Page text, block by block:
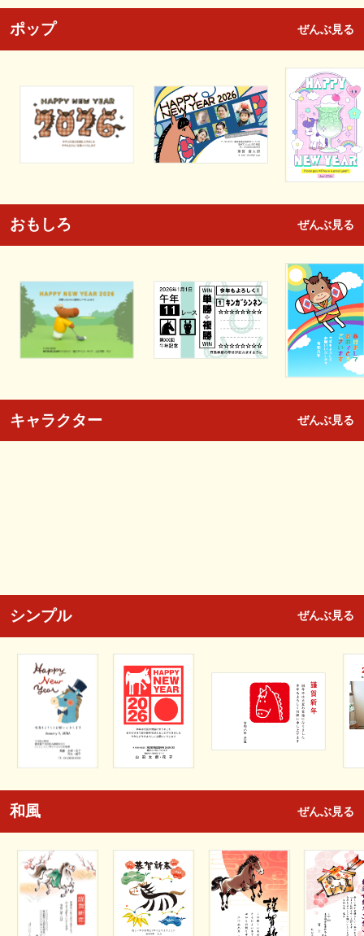
ポップ ぜんぶ見る
おもしろ ぜんぶ見る
キャラクター ぜんぶ見る
シンプル ぜんぶ見る
和風 ぜんぶ見る